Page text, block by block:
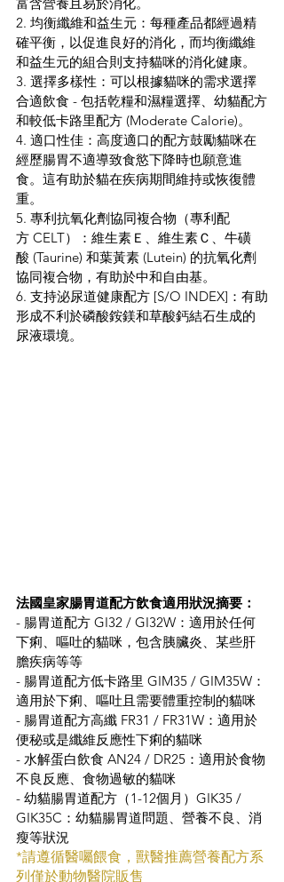
2. 均衡纖維和益生元：每種產品都經過精
確平衡，以促進良好的消化，而均衡纖維
和益生元的組合則支持貓咪的消化健康。
3. 選擇多樣性：可以根據貓咪的需求選擇
合適飲食 - 包括乾糧和濕糧選擇、幼貓配方
和較低卡路里配方 (Moderate Calorie)。
4. 適口性佳：高度適口的配方鼓勵貓咪在
經歷腸胃不適導致食慾下降時也願意進
食。這有助於貓在疾病期間維持或恢復體
重。
5. 專利抗氧化劑協同複合物（專利配
方 CELT）：維生素Ｅ、維生素Ｃ、牛磺
酸 (Taurine) 和葉黃素 (Lutein) 的抗氧化劑
協同複合物，有助於中和自由基。
6. 支持泌尿道健康配方 [S/O INDEX]：有助
形成不利於磷酸銨鎂和草酸鈣結石生成的
尿液環境。
法國皇家腸胃道配方飲食適用狀況摘要：
- 腸胃道配方 GI32 / GI32W：適用於任何
下痢、嘔吐的貓咪，包含胰臟炎、某些肝
膽疾病等等
- 腸胃道配方低卡路里 GIM35 / GIM35W：
適用於下痢、嘔吐且需要體重控制的貓咪
- 腸胃道配方高纖 FR31 / FR31W：適用於
便秘或是纖維反應性下痢的貓咪
- 水解蛋白飲食 AN24 / DR25：適用於食物
不良反應、食物過敏的貓咪
- 幼貓腸胃道配方（1-12個月）GIK35 /
GIK35C：幼貓腸胃道問題、營養不良、消
瘦等狀況
*請遵循醫囑餵食，獸醫推薦營養配方系
列僅於動物醫院販售